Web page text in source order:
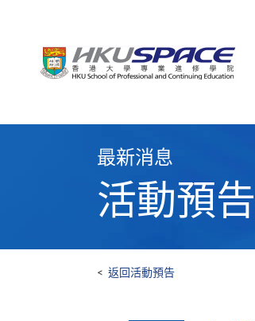
最新消息
活動預告
< 返回活動預告